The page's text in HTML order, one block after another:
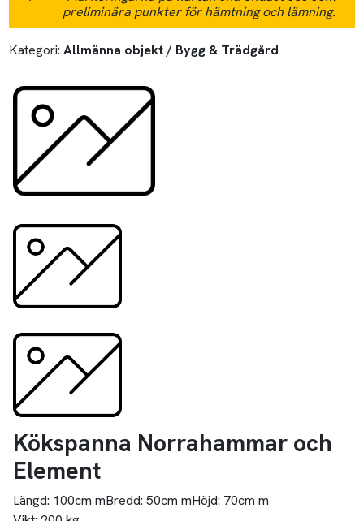
preliminära punkter för hämtning och lämning.
Kategori: Allmänna objekt / Bygg & Trädgård
Kökspanna Norrahammar och
Element
Längd: 100cm mBredd: 50cm mHöjd: 70cm m